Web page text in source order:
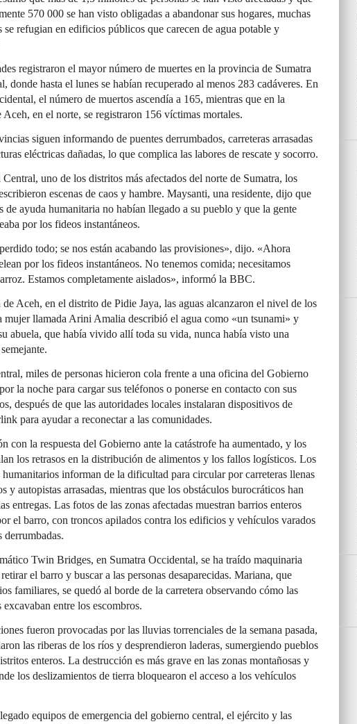
570 000 se han visto obligadas a abandonar sus hogares, muchas
se refugian en edificios públicos que carecen de agua potable y
registraron el mayor número de muertes en la provincia de Sumatra
donde hasta el lunes se habían recuperado al menos 283 cadáveres. En
el número de muertos ascendía a 165, mientras que en la
en el norte, se registraron 156 víctimas mortales.
siguen informando de puentes derrumbados, carreteras arrasadas
eléctricas dañadas, lo que complica las labores de rescate y socorro.
uno de los distritos más afectados del norte de Sumatra, los
escenas de caos y hambre. Maysanti, una residente, dijo que
de ayuda humanitaria no habían llegado a su pueblo y que la gente
por los fideos instantáneos.
todo; se nos están acabando las provisiones», dijo. «Ahora
por los fideos instantáneos. No tenemos comida; necesitamos
Estamos completamente aislados», informó la BBC.
Aceh, en el distrito de Pidie Jaya, las aguas alcanzaron el nivel de los
mujer llamada Arini Amalia describió el agua como «un tsunami» y
abuela, que había vivido allí toda su vida, nunca había visto una
miles de personas hicieron cola frente a una oficina del Gobierno
la noche para cargar sus teléfonos o ponerse en contacto con sus
después de que las autoridades locales instalaran dispositivos de
para ayudar a reconectar a las comunidades.
con la respuesta del Gobierno ante la catástrofe ha aumentado, y los
los retrasos en la distribución de alimentos y los fallos logísticos. Los
humanitarios informan de la dificultad para circular por carreteras llenas
y autopistas arrasadas, mientras que los obstáculos burocráticos han
entregas. Las fotos de las zonas afectadas muestran barrios enteros
el barro, con troncos apilados contra los edificios y vehículos varados
derrumbadas.
Twin Bridges, en Sumatra Occidental, se ha traído maquinaria
el barro y buscar a las personas desaparecidas. Mariana, que
familiares, se quedó al borde de la carretera observando cómo las
excavaban entre los escombros.
fueron provocadas por las lluvias torrenciales de la semana pasada,
las riberas de los ríos y desprendieron laderas, sumergiendo pueblos
enteros. La destrucción es más grave en las zonas montañosas y
los deslizamientos de tierra bloquearon el acceso a los vehículos
equipos de emergencia del gobierno central, el ejército y las